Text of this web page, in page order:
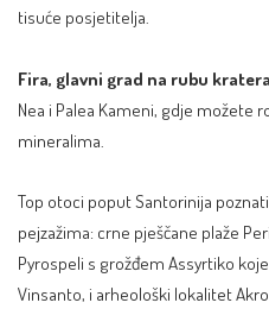
tisuće posjetitelja.
Fira, glavni grad na rubu
Nea i Palea Kameni, gdje možete
mineralima.
Top otoci poput Santorinija
pejzažima: crne pješčane plaže
Pyrospeli s grožđem Assyrtiko
Vinsanto, i arheološki lokalitet